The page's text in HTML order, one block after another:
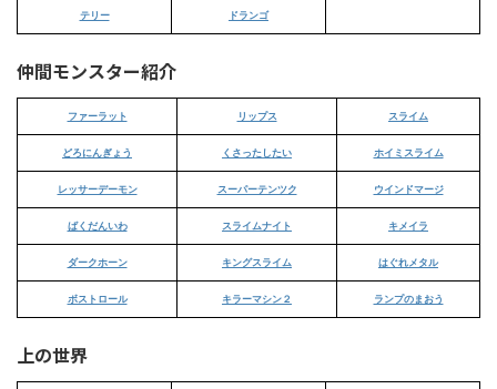
テリー ドランゴ
仲間モンスター紹介
ファーラット リップス スライム
どろにんぎょう くさったしたい ホイミスライム
レッサーデーモン スーパーテンツク ウインドマージ
ばくだんいわ スライムナイト キメイラ
ダークホーン キングスライム はぐれメタル
ボストロール キラーマシン２ ランプのまおう
上の世界